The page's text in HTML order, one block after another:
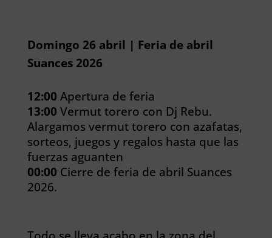
Domingo 26 abril | Feria de abril
Suances 2026
12:00 Apertura de feria
13:00 Vermut torero con Dj Rebu.
Alargamos vermut torero con azafatas,
sorteos, juegos y regalos hasta que las
fuerzas aguanten
00:00 Cierre de feria de abril Suances
2026.